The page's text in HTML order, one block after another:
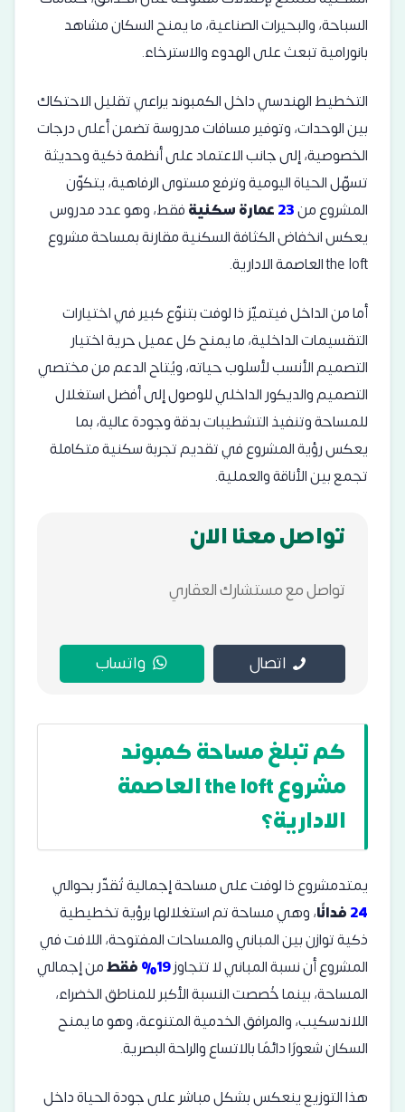
السباحة، والبحيرات الصناعية، ما يمنح السكان مشاهد
بانورامية تبعث على الهدوء والاسترخاء.
التخطيط الهندسي داخل الكمبوند يراعي تقليل الاحتكاك
بين الوحدات، وتوفير مسافات مدروسة تضمن أعلى درجات
الخصوصية، إلى جانب الاعتماد على أنظمة ذكية وحديثة
تسهّل الحياة اليومية وترفع مستوى الرفاهية، يتكوّن
المشروع من23عمارة سكنيةفقط، وهو عدد مدروس
يعكس انخفاض الكثافة السكنية مقارنة بمساحة مشروع
the loft العاصمة الادارية.
أما من الداخل فيتميّز ذا لوفت بتنوّع كبير في اختيارات
التقسيمات الداخلية، ما يمنح كل عميل حرية اختيار
التصميم الأنسب لأسلوب حياته، ويُتاح الدعم من مختصي
التصميم والديكور الداخلي للوصول إلى أفضل استغلال
للمساحة وتنفيذ التشطيبات بدقة وجودة عالية، بما
يعكس رؤية المشروع في تقديم تجربة سكنية متكاملة
تجمع بين الأناقة والعملية.
تواصل معنا الان
تواصل مع مستشارك العقاري
اتصال واتساب
كم تبلغ مساحة كمبوند
مشروع the loft العاصمة
الادارية؟
يمتدمشروع ذا لوفت على مساحة إجمالية تُقدّر بحوالي
24فدانًا، وهي مساحة تم استغلالها برؤية تخطيطية
ذكية توازن بين المباني والمساحات المفتوحة، اللافت في
المشروع أن نسبة المباني لا تتجاوز19% فقطمن إجمالي
المساحة، بينما خُصصت النسبة الأكبر للمناطق الخضراء،
اللاندسكيب، والمرافق الخدمية المتنوعة، وهو ما يمنح
السكان شعورًا دائمًا بالاتساع والراحة البصرية.
هذا التوزيع ينعكس بشكل مباشر على جودة الحياة داخل